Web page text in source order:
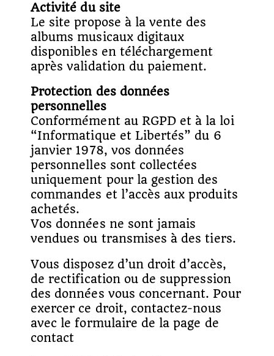
Activité du site
Le site propose à la vente des
albums musicaux digitaux
disponibles en téléchargement
après validation du paiement.
Protection des données
personnelles
Conformément au RGPD et à la loi
“Informatique et Libertés” du 6
janvier 1978, vos données
personnelles sont collectées
uniquement pour la gestion des
commandes et l’accès aux produits
achetés.
Vos données ne sont jamais
vendues ou transmises à des tiers.
Vous disposez d’un droit d’accès,
de rectification ou de suppression
des données vous concernant. Pour
exercer ce droit, contactez-nous
avec le formulaire de la page de
contact